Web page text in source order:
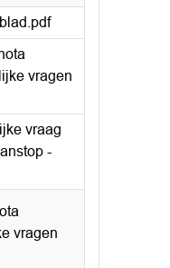
vragen
vraag
-
vragen